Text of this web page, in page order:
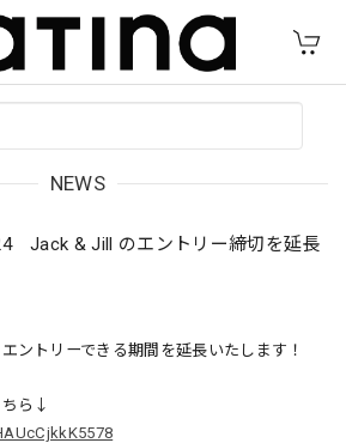
NEWS
Jack & Jill のエントリー締切を延長
ントリーできる期間を延長いたします！
ちら↓